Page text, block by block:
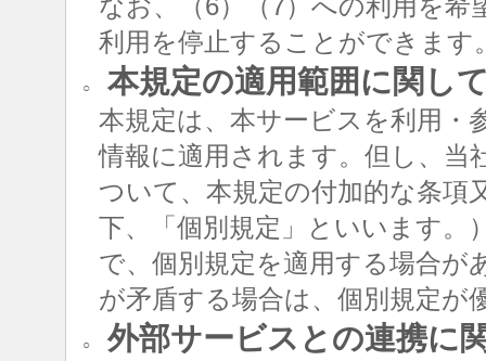
なお、（6）（7）への利用を
利用を停止することができます
○ 本規定の適用範囲に関し
本規定は、本サービスを利用・
情報に適用されます。但し、当
ついて、本規定の付加的な条項
下、「個別規定」といいます。
で、個別規定を適用する場合が
が矛盾する場合は、個別規定が
○ 外部サービスとの連携に